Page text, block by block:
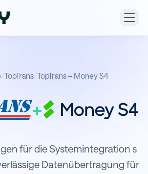
/TopTrans/TopTrans – Money S4
+
von TopTrans mit Money
für die Systemintegration s
Datenübertragung für